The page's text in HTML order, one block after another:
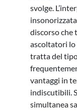
svolge.
discorso che
ascoltatori lo
tratta del
vantaggi in
indiscutibili.
simultanea